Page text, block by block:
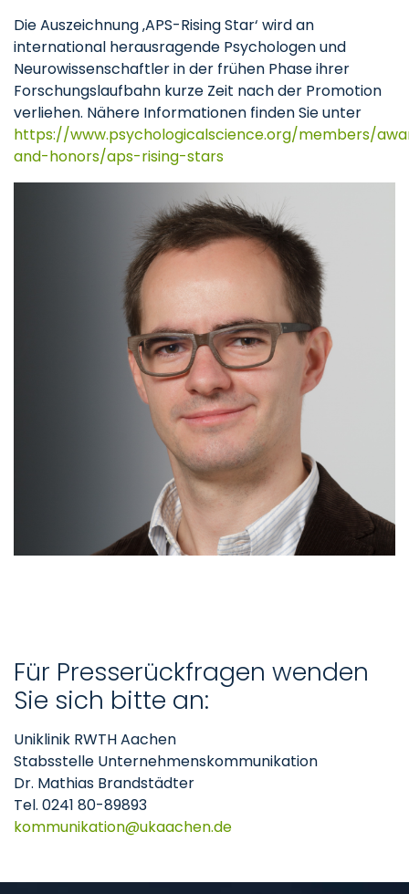
Die Auszeichnung ‚APS-Rising Star‘ wird an
international herausragende Psychologen und
Neurowissenschaftler in der frühen Phase ihrer
Forschungslaufbahn kurze Zeit nach der Promotion
verliehen. Nähere Informationen finden Sie unter
https://www.psychologicalscience.org/members/
and-honors/aps-rising-stars
Für Presserückfragen wenden
Sie sich bitte an:
Uniklinik RWTH Aachen
Stabsstelle Unternehmenskommunikation
Dr. Mathias Brandstädter
Tel. 0241 80-89893
kommunikation
ukaachende